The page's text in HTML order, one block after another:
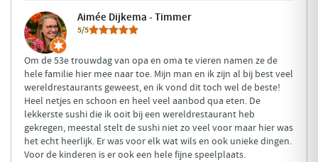
Aimée Dijkema - Timmer
5/5
Om de 53e trouwdag van opa en oma te vieren namen ze de
hele familie hier mee naar toe. Mijn man en ik zijn al bij best veel
wereldrestaurants geweest, en ik vond dit toch wel de beste!
Heel netjes en schoon en heel veel aanbod qua eten. De
lekkerste sushi die ik ooit bij een wereldrestaurant heb
gekregen, meestal stelt de sushi niet zo veel voor maar hier was
het echt heerlijk. Er was voor elk wat wils en ook unieke dingen.
Voor de kinderen is er ook een hele fijne speelplaats.